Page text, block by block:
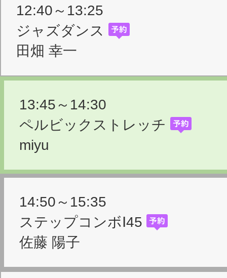
12:40～13:25
ジャズダンス
田畑 幸一
13:45～14:30
ペルビックストレッチ
miyu
14:50～15:35
ステップコンボⅠ45
佐藤 陽子